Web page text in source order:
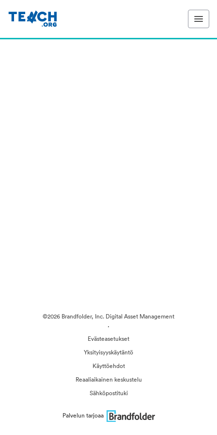
©2026 Brandfolder, Inc. Digital Asset Management
·
Evästeasetukset
Yksityisyyskäytäntö
Käyttöehdot
Reaaliaikainen keskustelu
Sähköpostituki
Palvelun tarjoaa